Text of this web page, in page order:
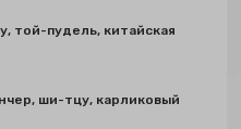
той-пудель, китайская
ши-тцу, карликовый